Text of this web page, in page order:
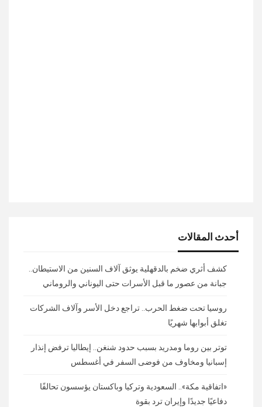
أحدث المقالات
كشف أثري ضخم بالدقهلية يوثق آلاف السنين من الاستيطان..
جبانة من عصور ما قبل الأسرات حتى اليوناني والروماني
روسيا تحت ضغط الحرب.. تراجع دخل الأسر وآلاف الشركات
تغلق أبوابها شهريًا
توتر بين روما ومدريد بسبب حدود شنغن.. إيطاليا ترفض إنذار
إسبانيا ومخاوف من فوضى السفر في أغسطس
«اتفاقية مكة».. السعودية وتركيا وباكستان يؤسسون تحالفًا
دفاعيًا جديدًا وإيران ترد بقوة